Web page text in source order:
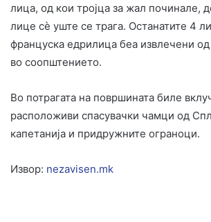
лица, од кои тројца за жал починале,
лице сè уште се трага. Останатите 4
француска едрилица беа извлечени
во соопштението.
Во потрагата на површината биле
расположиви спасувачки чамци од
капетанија и придружните ограноци.
Извор: nezavisen.mk